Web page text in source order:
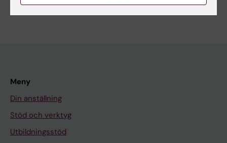
Meny
Din anställning
Stöd och verktyg
Utbildningsstöd